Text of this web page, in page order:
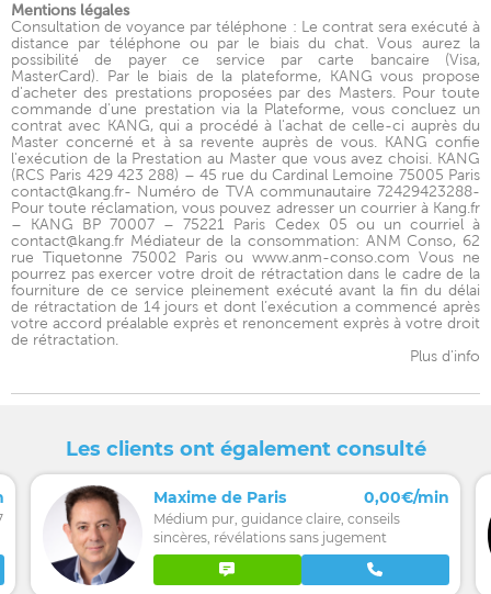
Mentions légales
Consultation de voyance par téléphone : Le contrat sera exécuté à
distance par téléphone ou par le biais du chat. Vous aurez la
possibilité de payer ce service par carte bancaire (Visa,
MasterCard). Par le biais de la plateforme, KANG vous propose
d'acheter des prestations proposées par des Masters. Pour toute
commande d'une prestation via la Plateforme, vous concluez un
contrat avec KANG, qui a procédé à l'achat de celle-ci auprès du
Master concerné et à sa revente auprès de vous. KANG confie
l'exécution de la Prestation au Master que vous avez choisi. KANG
(RCS Paris 429 423 288) – 45 rue du Cardinal Lemoine 75005 Paris
contact@kang.fr- Numéro de TVA communautaire 72429423288-
Pour toute réclamation, vous pouvez adresser un courrier à Kang.fr
– KANG BP 70007 – 75221 Paris Cedex 05 ou un courriel à
contact@kang.fr Médiateur de la consommation: ANM Conso, 62
rue Tiquetonne 75002 Paris ou www.anm-conso.com Vous ne
pourrez pas exercer votre droit de rétractation dans le cadre de la
fourniture de ce service pleinement exécuté avant la fin du délai
de rétractation de 14 jours et dont l’exécution a commencé après
votre accord préalable exprès et renoncement exprès à votre droit
de rétractation.
Plus d'info
Les clients ont également consulté
Maxime de Paris 0,00€/min
Médium pur, guidance claire, conseils
sincères, révélations sans jugement